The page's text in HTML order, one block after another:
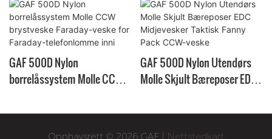
GAF 500D Nylon
borrelåssystem Molle CCW
for Faraday-telefonlomme
GAF 500D Nylon Utendørs
Molle Skjult Bæreposer EDC
Pack CCW-veske
Opphavsrett © 2026 GAF | Nettstedkart